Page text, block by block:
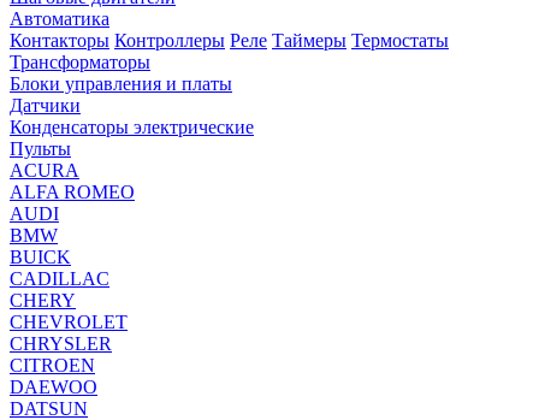
Автоматика
Контакторы Контроллеры Реле Таймеры Термостаты
Трансформаторы
Блоки управления и платы
Датчики
Конденсаторы электрические
Пульты
ACURA
ALFA ROMEO
AUDI
BMW
BUICK
CADILLAC
CHERY
CHEVROLET
CHRYSLER
CITROEN
DAEWOO
DATSUN